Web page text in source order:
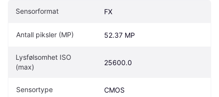
Sensorformat FX
Antall piksler (MP) 52.37 MP
Lysfølsomhet ISO
(max)
25600.0
Sensortype CMOS